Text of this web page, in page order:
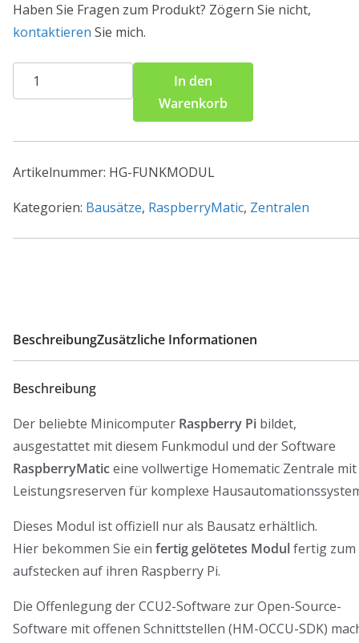
Haben Sie Fragen zum Produkt? Zögern Sie nicht,
kontaktieren Sie mich.
Homematic
Funkmodul
Raspberry
Pi
Menge
In den
Warenkorb
Artikelnummer: HG-FUNKMODUL
Kategorien: Bausätze, RaspberryMatic, Zentralen
BeschreibungZusätzliche Informationen
Beschreibung
Der beliebte Minicomputer Raspberry Pi bildet,
ausgestattet mit diesem Funkmodul und der Software
RaspberryMaticeine vollwertige Homematic Zentrale mit
Leistungsreserven für komplexe
Dieses Modul ist offiziell nur als Bausatz erhältlich.
Hier bekommen Sie ein fertig gelötetes Modulfertig zum
aufstecken auf ihren Raspberry Pi.
Die Offenlegung der CCU2-Software zur Open-Source-
Software mit offenen Schnittstellen (HM-OCCU-SDK)